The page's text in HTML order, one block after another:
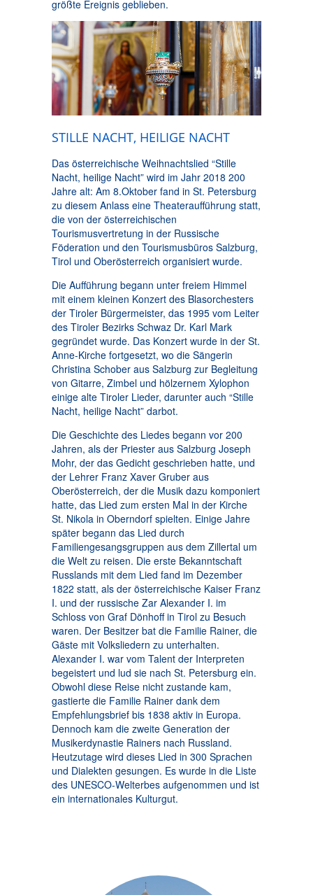
größte Ereignis geblieben.
STILLE NACHT, HEILIGE NACHT
Das österreichische Weihnachtslied “Stille
Nacht, heilige Nacht” wird im Jahr 2018 200
Jahre alt: Am 8.Oktober fand in St. Petersburg
zu diesem Anlass eine Theateraufführung statt,
die von der österreichischen
Tourismusvertretung in der Russische
Föderation und den Tourismusbüros Salzburg,
Tirol und Oberösterreich organisiert wurde.
Die Aufführung begann unter freiem Himmel
mit einem kleinen Konzert des Blasorchesters
der Tiroler Bürgermeister, das 1995 vom Leiter
des Tiroler Bezirks Schwaz Dr. Karl Mark
gegründet wurde. Das Konzert wurde in der St.
Anne-Kirche fortgesetzt, wo die Sängerin
Christina Schober aus Salzburg zur Begleitung
von Gitarre, Zimbel und hölzernem Xylophon
einige alte Tiroler Lieder, darunter auch “Stille
Nacht, heilige Nacht” darbot.
Die Geschichte des Liedes begann vor 200
Jahren, als der Priester aus Salzburg Joseph
Mohr, der das Gedicht geschrieben hatte, und
der Lehrer Franz Xaver Gruber aus
Oberösterreich, der die Musik dazu komponiert
hatte, das Lied zum ersten Mal in der Kirche
St. Nikola in Oberndorf spielten. Einige Jahre
später begann das Lied durch
Familiengesangsgruppen aus dem Zillertal um
die Welt zu reisen. Die erste Bekanntschaft
Russlands mit dem Lied fand im Dezember
1822 statt, als der österreichische Kaiser Franz
I. und der russische Zar Alexander I. im
Schloss von Graf Dönhoff in Tirol zu Besuch
waren. Der Besitzer bat die Familie Rainer, die
Gäste mit Volksliedern zu unterhalten.
Alexander I. war vom Talent der Interpreten
begeistert und lud sie nach St. Petersburg ein.
Obwohl diese Reise nicht zustande kam,
gastierte die Familie Rainer dank dem
Empfehlungsbrief bis 1838 aktiv in Europa.
Dennoch kam die zweite Generation der
Musikerdynastie Rainers nach Russland.
Heutzutage wird dieses Lied in 300 Sprachen
und Dialekten gesungen. Es wurde in die Liste
des UNESCO-Welterbes aufgenommen und ist
ein internationales Kulturgut.